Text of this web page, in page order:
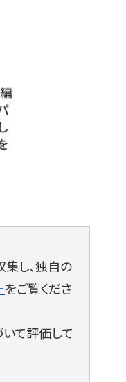
し、独自の
をご覧くださ
て評価して